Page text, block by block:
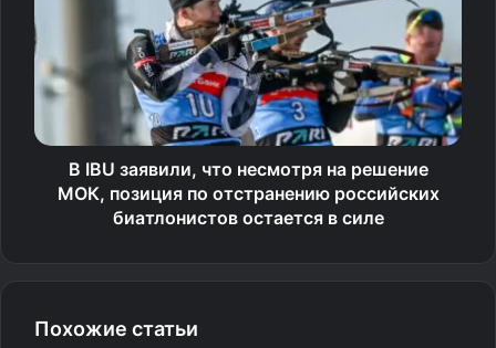
Призовой фонд — 64,2 млн
фунтов стерлингов.
Женщины. Четвертьфинал
Линда Носкова (Чехия, 9) — Элиз Мертенс (Бельгия,
25) — 6:3, 7:5
Источник
В IBU заявили, что несмотря на решение
МОК, позиция по отстранению российских
биатлонистов остается в силе
Похожие статьи